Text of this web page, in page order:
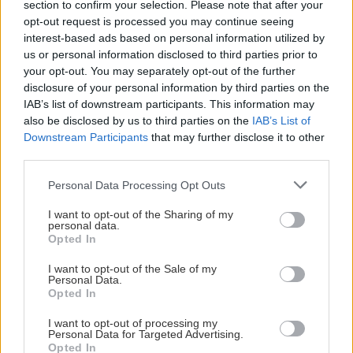
section to confirm your selection. Please note that after your
opt-out request is processed you may continue seeing
interest-based ads based on personal information utilized by
us or personal information disclosed to third parties prior to
your opt-out. You may separately opt-out of the further
disclosure of your personal information by third parties on the
IAB’s list of downstream participants. This information may
also be disclosed by us to third parties on the IAB’s List of
Downstream Participants that may further disclose it to other
Please note that this website/app uses one or more Google
not limited to your visit or usage behaviour. You may click to
grant or deny consent to Google and its third-party tags to
use your data for below specified purposes in below Google
consent section.
Personal Data Processing Opt Outs
I want to opt-out of the Sharing of my
personal data.
Opted In
I want to opt-out of the Sale of my
Personal Data.
Opted In
I want to opt-out of processing my
Personal Data for Targeted Advertising.
Opted In
κώδικας για να μην θαφτούν από το σύστημα.
Πώς να πάρεις πίσω τον έλεγχο της αρχικής σου
σελίδας;
Αν θέλεις να σπάσεις αυτόν τον κύκλο της
πρακτικά βήματα που μπορείς να ακολουθήσεις
άμεσα:
Κάνε Reset το FYP σου
Μέσα από τις ρυθμίσεις προτιμήσεων
περιεχομένου (Content Preferences), επίλεξε την
ανανέωση της ροής σου ("Refresh your For You